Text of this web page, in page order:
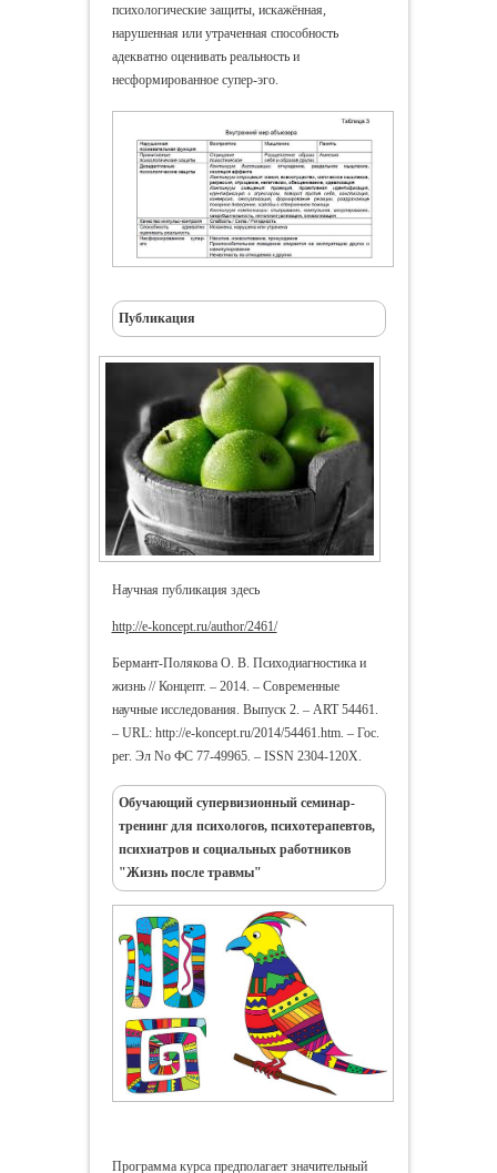
психологические защиты, искажённая,
нарушенная или утраченная способность
адекватно оценивать реальность и
несформированное супер-эго.
Публикация
Научная публикация здесь
http://e-koncept.ru/author/2461/
Бермант-Полякова О. В. Психодиагностика и
жизнь // Концепт. – 2014. – Современные
научные исследования. Выпуск 2. – ART 54461.
– URL: http://e-koncept.ru/2014/54461.htm. – Гос.
рег. Эл No ФС 77-49965. – ISSN 2304-120X.
Обучающий супервизионный семинар-
тренинг для психологов, психотерапевтов,
психиатров и социальных работников
"Жизнь после травмы"
Программа курса предполагает значительный